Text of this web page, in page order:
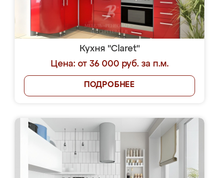
Кухня "Claret"
Цена: от 36 000 руб. за п.м.
ПОДРОБНЕЕ